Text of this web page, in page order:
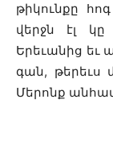
թիկունքը
վերջն էլ
Երեւանից եւ
գան, թերեւս
Մերոնք